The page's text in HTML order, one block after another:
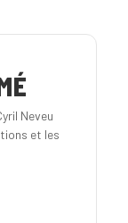
Neveu
et les